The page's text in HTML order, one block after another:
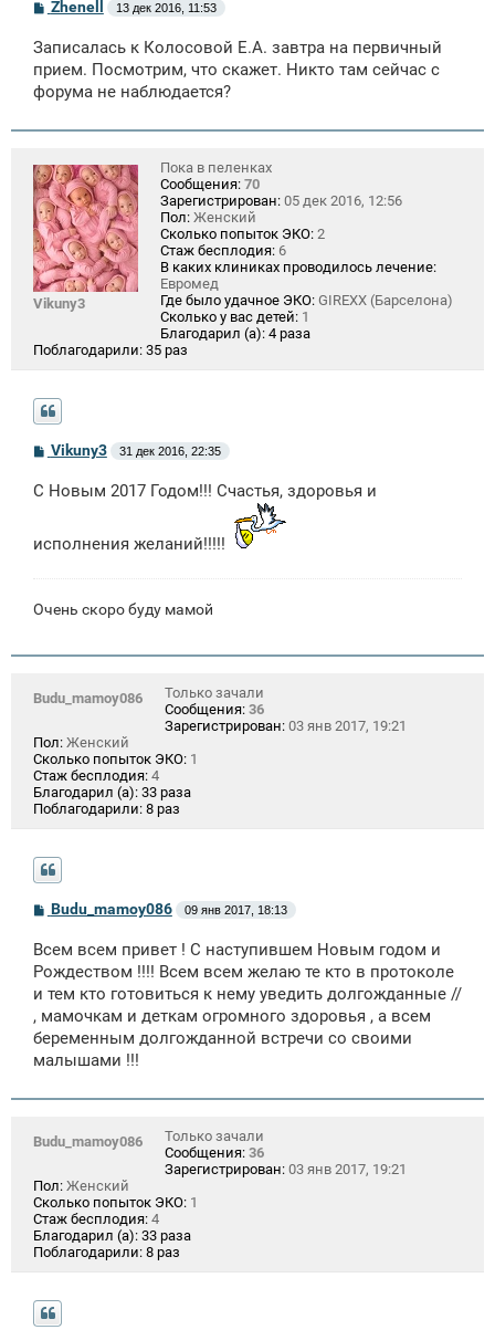
С
б
щ
е
н
е
Zhenell 13 дек 2016, 11:53
Записалась к Колосовой Е.А. завтра на первичный
прием. Посмотрим, что скажет. Никто там сейчас с
форума не наблюдается?
Vikuny3
Пока в пеленках
Сообщения: 70
Зарегистрирован: 05 дек 2016, 12:56
Пол: Женский
Сколько попыток ЭКО: 2
Стаж бесплодия: 6
В каких клиниках проводилось лечение:
Евромед
Где было удачное ЭКО: GIREXX (Барселона)
Сколько у вас детей: 1
Благодарил (а): 4 раза
Поблагодарили: 35 раз
С
б
н
Vikuny3 31 дек 2016, 22:35
С Новым 2017 Годом!!! Счастья, здоровья и
исполнения желаний!!!!!
Очень скоро буду мамой
Budu_mamoy086
Только зачали
Сообщения: 36
Зарегистрирован: 03 янв 2017, 19:21
Пол: Женский
Сколько попыток ЭКО: 1
Стаж бесплодия: 4
Благодарил (а): 33 раза
Поблагодарили: 8 раз
С
б
щ
н
и
Budu_mamoy086 09 янв 2017, 18:13
Всем всем привет ! С наступившем Новым годом и
Рождеством !!!! Всем всем желаю те кто в протоколе
и тем кто готовиться к нему уведить долгожданные //
, мамочкам и деткам огромного здоровья , а всем
беременным долгожданной встречи со своими
малышами !!!
Budu_mamoy086
Только зачали
Сообщения: 36
Зарегистрирован: 03 янв 2017, 19:21
Пол: Женский
Сколько попыток ЭКО: 1
Стаж бесплодия: 4
Благодарил (а): 33 раза
Поблагодарили: 8 раз